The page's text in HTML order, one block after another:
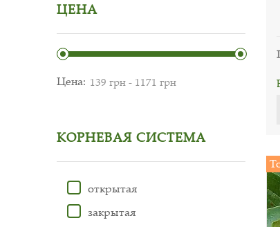
ЦЕНА
Цена:
КОРНЕВАЯ СИСТЕМА
открытая
закрытая